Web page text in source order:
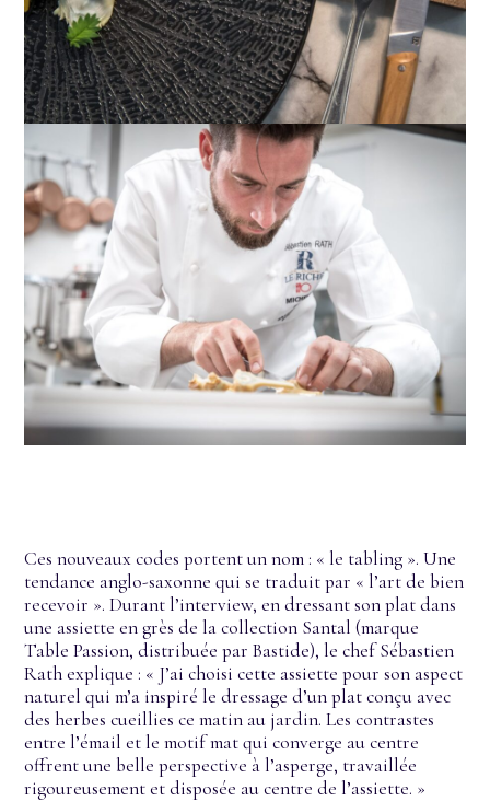
Ces nouveaux codes portent un nom : « le tabling ». Une
tendance anglo-saxonne qui se traduit par « l’art de bien
recevoir ». Durant l’interview, en dressant son plat dans
une assiette en grès de la collection Santal (marque
Table Passion, distribuée par Bastide), le chef Sébastien
Rath explique : « J’ai choisi cette assiette pour son aspect
naturel qui m’a inspiré le dressage d’un plat conçu avec
des herbes cueillies ce matin au jardin. Les contrastes
entre l’émail et le motif mat qui converge au centre
offrent une belle perspective à l’asperge, travaillée
rigoureusement et disposée au centre de l’assiette. »